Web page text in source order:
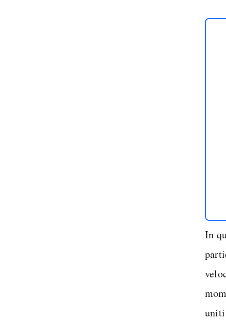
In
uniti